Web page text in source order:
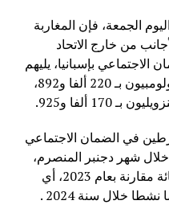
الجمعة، فإن المغاربة
من خارج الاتحاد
الاجتماعي بإسبانيا، يليهم
الرومانيون بـ 336 ألفا و599، والكولومبيون بـ 220 ألفا و892،
في الضمان الاجتماعي
الإسباني، مليونين و880 ألفا و818 خلال شهر دجنبر المنصرم،
مسجلا بذلك ارتفاعا قدره 7,9 بالمائة مقارنة بعام 2023، أي